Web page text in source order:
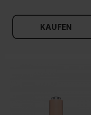
KAUFEN